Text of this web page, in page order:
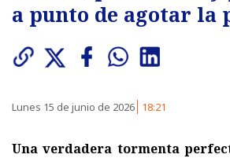
a punto de agotar la
Lunes 15 de junio de 2026 18:21
Una verdadera tormenta